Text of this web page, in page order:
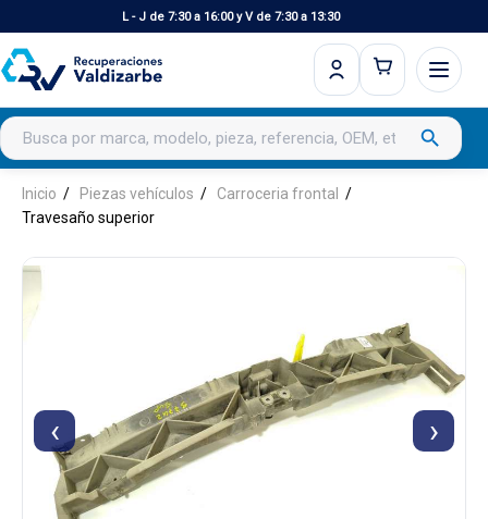
L - J de 7:30 a 16:00 y V de 7:30 a 13:30
Buscar productos search
Inicio Piezas vehículos
Carroceria frontal
Travesaño superior
‹ ›